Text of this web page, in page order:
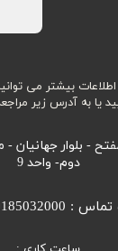
بیشتر می
یا به آدرس زیر
- بلوار جهانیان
دوم- واحد 9
محرابی